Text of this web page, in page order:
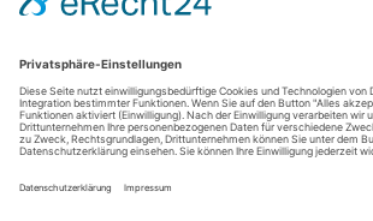
Total Views:614.789
Besucher gesamt:225.012
Gesamt Beiträge: